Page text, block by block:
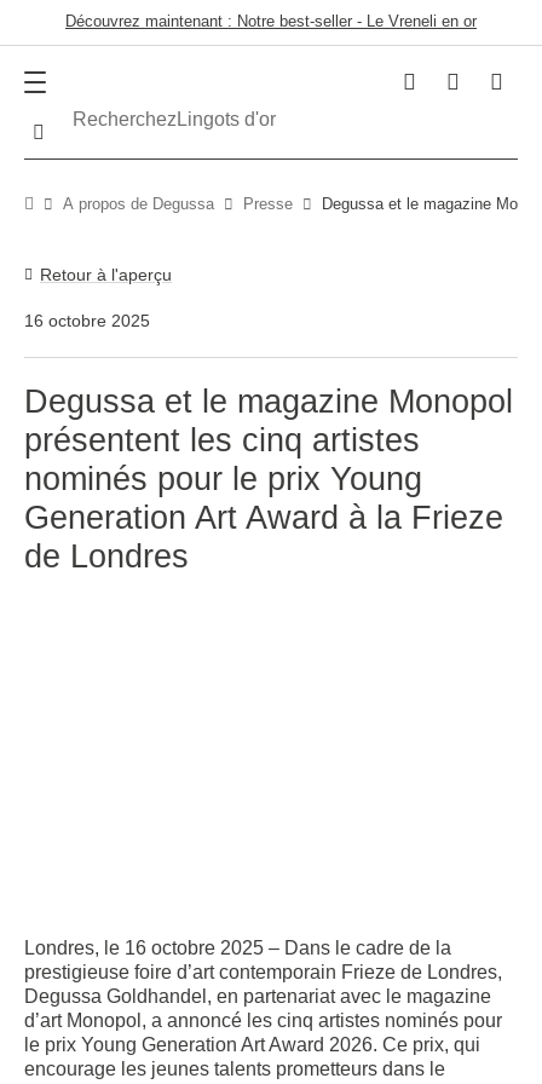
Découvrez maintenant : Notre best-seller - Le Vreneli en or
RechercheRecherchezLingots d'or
À propos de Degussa Presse Degussa et le magazine
Retour à l'aperçu
16 octobre 2025
Degussa et le magazine Monopol
présentent les cinq artistes
nominés pour le prix Young
Generation Art Award à la Frieze
de Londres
Londres, le 16 octobre 2025 – Dans le cadre de la
prestigieuse foire d’art contemporain Frieze de Londres,
Degussa Goldhandel, en partenariat avec le magazine
d’art Monopol, a annoncé les cinq artistes nominés pour
le prix Young Generation Art Award 2026. Ce prix, qui
encourage les jeunes talents prometteurs dans le